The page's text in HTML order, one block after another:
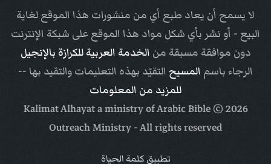
لا يسمح أن يعاد طبع أي من منشورات هذا الموقع لغاية
البيع - أو نشر بأي شكل مواد هذا الموقع على شبكة الإنترنت
دون موافقة مسبقة من الخدمة العربية للكرازة بالإنجيل
الرجاء باسم المسيح التقيّد بهذه التعليمات والتقيد بها --
للمزيد من المعلومات
2026
© Kalimat Alhayat a ministry of
Arabic Bible
Outreach Ministry- All rights reserved
تطبيق كلمة الحياة